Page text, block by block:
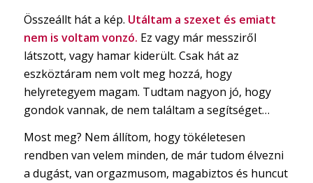
Összeállt hát a kép. Utáltam a szexet és emiatt
nem is voltam vonzó. Ez vagy már messziről
látszott, vagy hamar kiderült. Csak hát az
eszköztáram nem volt meg hozzá, hogy
helyretegyem magam. Tudtam nagyon jó, hogy
gondok vannak, de nem találtam a segítséget…
Most meg? Nem állítom, hogy tökéletesen
rendben van velem minden, de már tudom élvezni
a dugást, van orgazmusom, magabiztos és huncut